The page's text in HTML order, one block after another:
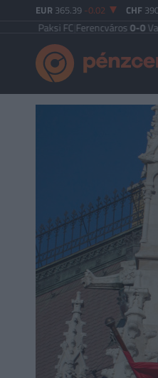
EUR 365.39 -0.02 CHF
|Ferencváros0-0Vasas FC|